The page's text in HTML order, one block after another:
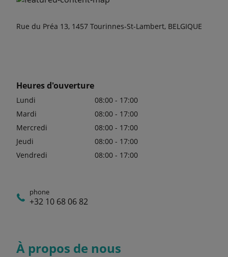
Rue du Préa 13, 1457 Tourinnes-St-Lambert, BELGIQUE
Heures d'ouverture
Lundi
08:00 - 17:00
Mardi
08:00 - 17:00
Mercredi
08:00 - 17:00
Jeudi
08:00 - 17:00
Vendredi
08:00 - 17:00
phone
+32 10 68 06 82
À propos de nous